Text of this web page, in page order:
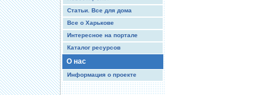
Статьи. Все для дома
Все о Харькове
Интересное на портале
Каталог ресурсов
О нас
Информация о проекте